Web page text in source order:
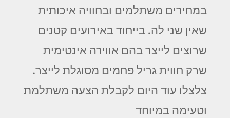
במחירים משתלמים ובחוויה איכותית
שאין שני לה. בייחוד באירועים קטנים
שרוצים לייצר בהם אווירה אינטימית
שרק חווית גריל פחמים מסוגלת לייצר.
צלצלו עוד היום לקבלת הצעה משתלמת
וטעימה במיוחד